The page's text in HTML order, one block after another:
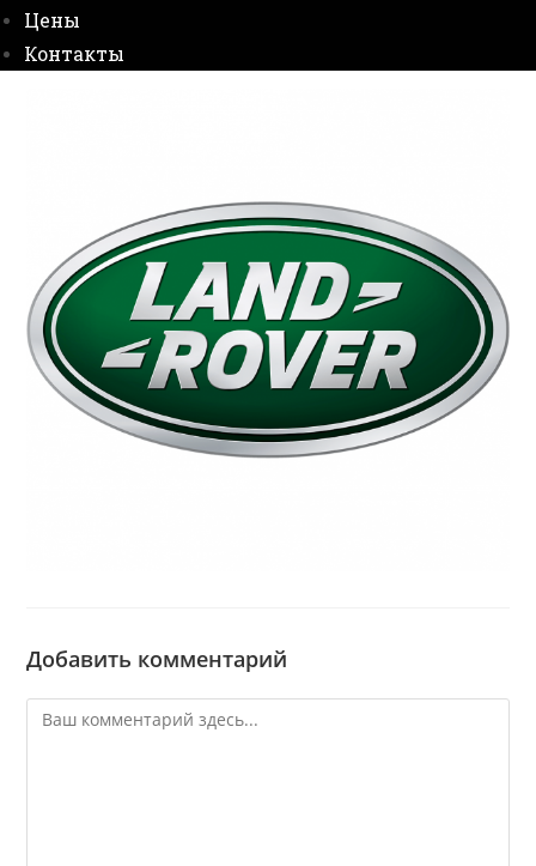
Цены
Контакты
Добавить комментарий
Комментарий